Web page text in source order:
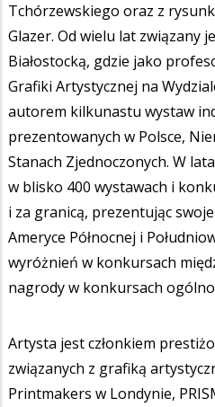
Tchórzewskiego oraz z
Glazer. Od wielu lat związany
Białostocką, gdzie jako
Grafiki Artystycznej na
autorem kilkunastu wystaw
prezentowanych w Polsce,
Stanach Zjednoczonych. W
w blisko 400 wystawach i
i za granicą, prezentując
Ameryce Północnej i
wyróżnień w konkursach
nagrody w konkursach
Artysta jest członkiem
związanych z grafiką
Printmakers w Londynie,